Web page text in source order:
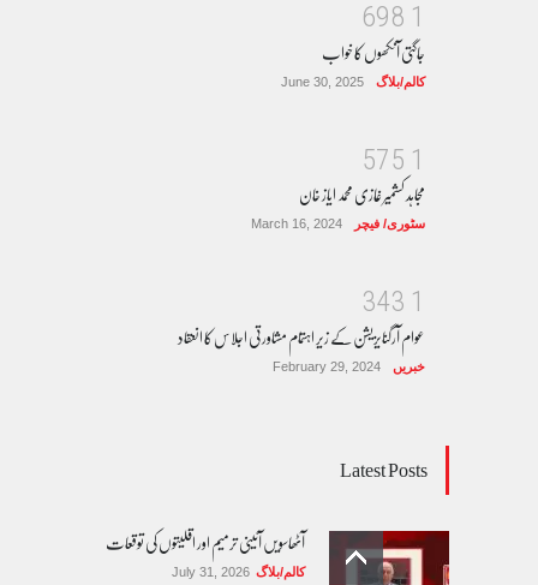
1
8
9
6
جاگتی آنکھوں کا خواب
کالم/بلاگ June 30, 2025
1
5
7
5
مجاہد کشمیر غازی محمد ایاز خان
سٹوری/ فیچر March 16, 2024
1
3
4
3
عوام آرگنایزیشن کے زیر اہتمام مشاورتی اجلاس کا انعقاد
خبریں February 29, 2024
Latest Posts
آٹھاسویں آئینی ترمیم اور اقلیتوں کی توقعات
کالم/بلاگ July 31, 2026